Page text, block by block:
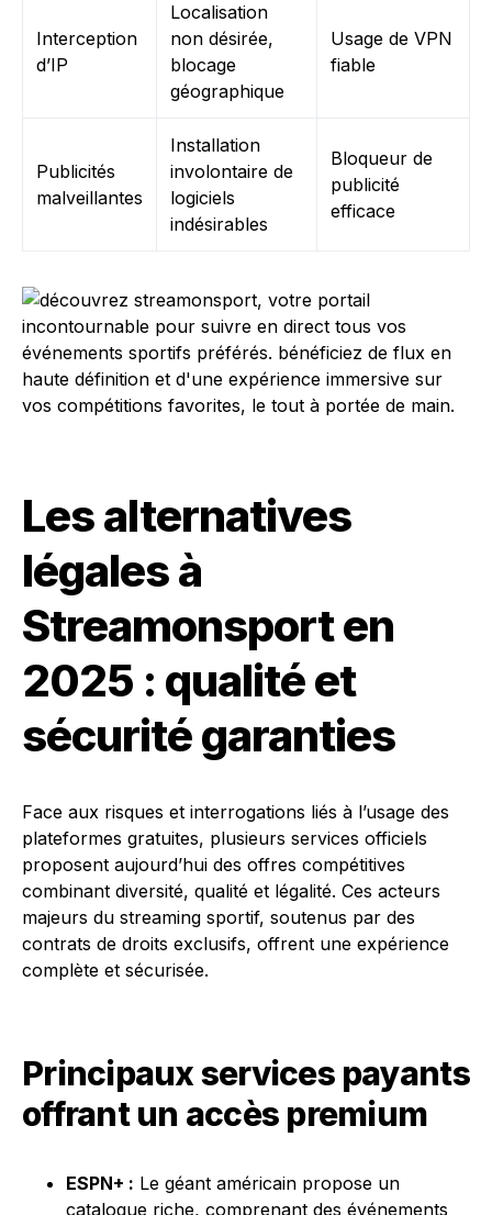
Interception
d’IP
Localisation
non désirée,
blocage
géographique
Usage de VPN
fiable
Publicités
malveillantes
Installation
involontaire de
logiciels
indésirables
Bloqueur de
publicité
efficace
Les alternatives
légales à
Streamonsport en
2025 : qualité et
sécurité garanties
Face aux risques et interrogations liés à l’usage des
plateformes gratuites, plusieurs services officiels
proposent aujourd’hui des offres compétitives
combinant diversité, qualité et légalité. Ces acteurs
majeurs du streaming sportif, soutenus par des
contrats de droits exclusifs, offrent une expérience
complète et sécurisée.
Principaux services payants
offrant un accès premium
ESPN+ : Le géant américain propose un
catalogue riche, comprenant des événements